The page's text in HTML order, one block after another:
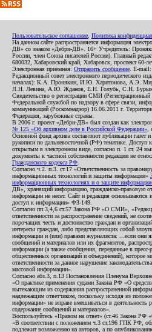
Пользовательское соглашение Политика
На данном сайте распространяется информация
ДВ» со знаком «Дебри-ДВ». 16+ Учредитель:
России, член Союза писателей России). Главный
680032, Хабаровский край, Хабаровск, проспект 60-
Электронная приемная: Отправить сообщение . E-mail:
Редакционный совет электронного периодического
началах): К.А. Пронякин, И.Ю. Харитонова, А.Э.
Л.Н. Левина, А.Ю. Жданов, Е.Н. Голубь, С.Н.
Свидетельство о регистрации СМИ (Регистрационный
Федеральной службой по надзору в сфере связи,
коммуникаций (Роскомнадзор) 16.06.2011 г.
Федерация, зарубежные страны.
В 2006 г. проект «Дебри-ДВ» был создан как
№ 125 «Об архивном деле в Российской Федерации»
Основной фонд архива составляют публикации газет
рукописи по дальневосточной (РФ) тематике. Доступ
открытым в электронном виде, согласно п. 1 ст. 24
документы к частной собственности редакции не
Гражданского кодекса РФ
Согласно ч.2. п.3. ст.17 «Ответственность за
информационных технологий и защиты информации»
информационных технологиях и о защите
ДВ», хранящий информацию, гражданско-правовую
информации не несет. Сайт и редакция основываются
доступ к информации» ФЗ-149.
Согласно пп.3,4,6 ст.57 Закона РФ «О СМИ»,
ответственности за распространение сведений, не
порочащих честь и достоинство граждан и
интересы граждан, либо представляющих собой
информации и (или) правами журналиста: ...если они
сообщений и материалов или их фрагментов,
информации (а также сообщения, переданные в пресс-
общественных организаций и объединений), которое
ответственности за данное нарушение
массовой информации».
Согласно абз.3, п.13 Постановления Пленума
«О практике применения судами Закона РФ «О
вытекающим из содержания распространенной
надлежащим ответчиком, поскольку исходя из
информации» не вправе вмешиваться в деятельность
содержание сообщений и материалов».
Воспользуйтесь «Правом на ответ» (ст.46 Закона
«В соответствии с положением ч.3 ст.196 ГПК РФ,
подлежит возложению на авторов, а по